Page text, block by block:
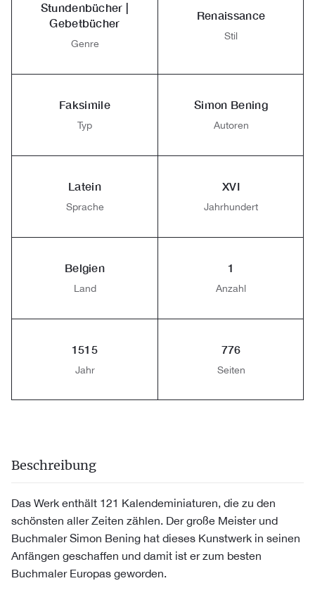
Stundenbücher |
Gebetbücher
Genre
Renaissance
Stil
Faksimile
Typ
Simon Bening
Autoren
Latein
Sprache
XVI
Jahrhundert
Belgien
Land
1
Anzahl
1515
Jahr
776
Seiten
Beschreibung
Das Werk enthält 121 Kalendeminiaturen, die zu den
schönsten aller Zeiten zählen. Der große Meister und
Buchmaler Simon Bening hat dieses Kunstwerk in seinen
Anfängen geschaffen und damit ist er zum besten
Buchmaler Europas geworden.